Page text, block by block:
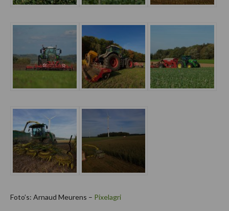
Foto’s: Arnaud Meurens – Pixelagri